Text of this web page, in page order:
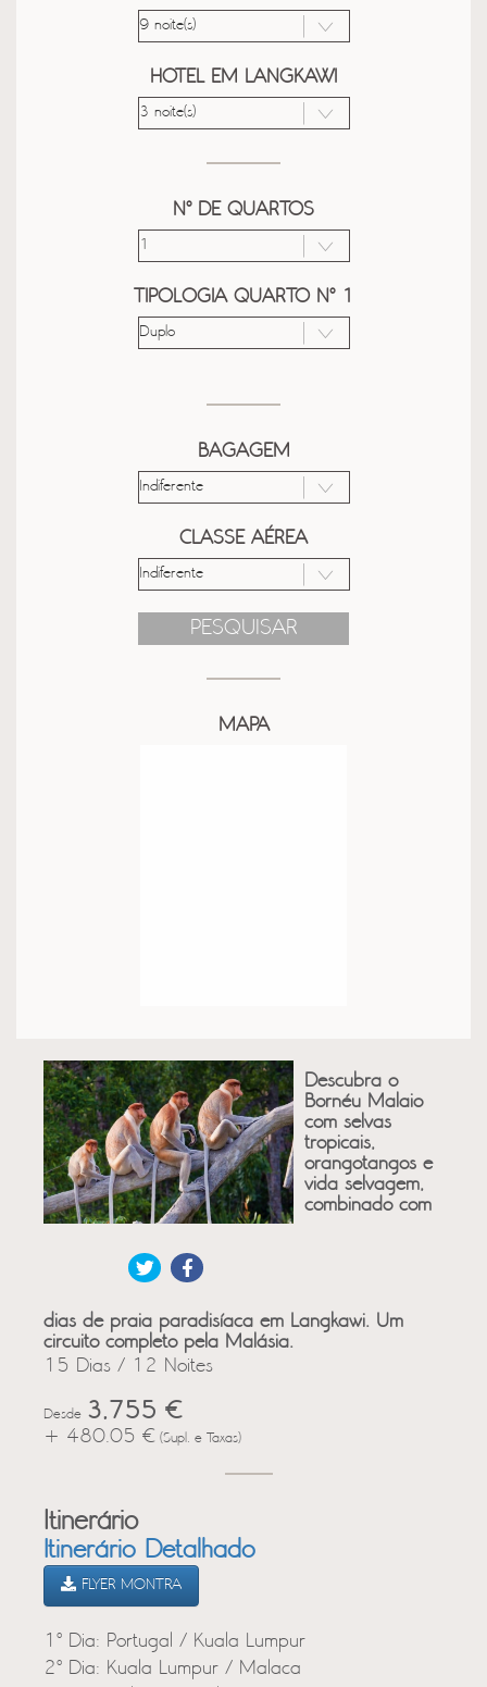
HOTEL EM LANGKAWI
Nº DE QUARTOS
TIPOLOGIA QUARTO Nº 1
BAGAGEM
CLASSE AÉREA
PESQUISAR
MAPA
Descubra o
Bornéu Malaio
com selvas
tropicais,
orangotangos e
vida selvagem,
combinado com
dias de praia paradisíaca em Langkawi. Um
circuito completo pela Malásia.
15 Dias / 12 Noites
Desde 3,755 €
+ 480.05 € (Supl. e Taxas)
Itinerário
Itinerário Detalhado
FLYER MONTRA
1º Dia: Portugal / Kuala Lumpur
2º Dia: Kuala Lumpur / Malaca